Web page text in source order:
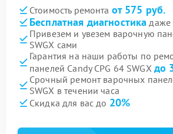
Стоимость ремонта от 575 руб.
Бесплатная диагностика даже
Привезем и увезем варочную
SWGX сами
Гарантия на наши работы по
панелей Candy CPG 64 SWGX до
Срочный ремонт варочных
SWGX в течении часа
Скидка для вас до 20%